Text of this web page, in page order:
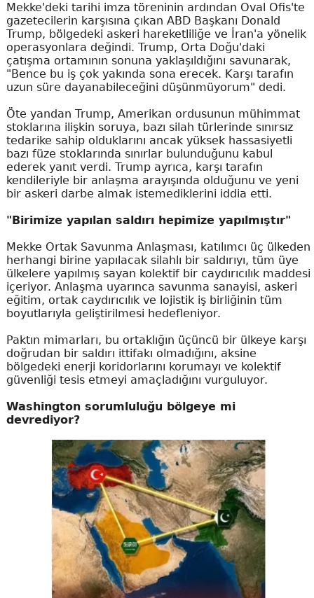
Mekke'deki tarihi imza töreninin ardından Oval Ofis'te
gazetecilerin karşısına çıkan ABD Başkanı Donald
Trump, bölgedeki askeri hareketliliğe ve İran'a yönelik
operasyonlara değindi. Trump, Orta Doğu'daki
çatışma ortamının sonuna yaklaşıldığını savunarak,
"Bence bu iş çok yakında sona erecek. Karşı tarafın
uzun süre dayanabileceğini düşünmüyorum" dedi.
Öte yandan Trump, Amerikan ordusunun mühimmat
stoklarına ilişkin soruya, bazı silah türlerinde sınırsız
tedarike sahip olduklarını ancak yüksek hassasiyetli
bazı füze stoklarında sınırlar bulunduğunu kabul
ederek yanıt verdi. Trump ayrıca, karşı tarafın
kendileriyle bir anlaşma arayışında olduğunu ve yeni
bir askeri darbe almak istemediklerini iddia etti.
"Birimize yapılan saldırı hepimize yapılmıştır"
Mekke Ortak Savunma Anlaşması, katılımcı üç ülkeden
herhangi birine yapılacak silahlı bir saldırıyı, tüm üye
ülkelere yapılmış sayan kolektif bir caydırıcılık maddesi
içeriyor. Anlaşma uyarınca savunma sanayisi, askeri
eğitim, ortak caydırıcılık ve lojistik iş birliğinin tüm
boyutlarıyla geliştirilmesi hedefleniyor.
Paktın mimarları, bu ortaklığın üçüncü bir ülkeye karşı
doğrudan bir saldırı ittifakı olmadığını, aksine
bölgedeki enerji koridorlarını korumayı ve kolektif
güvenliği tesis etmeyi amaçladığını vurguluyor.
Washington sorumluluğu bölgeye mi
devrediyor?